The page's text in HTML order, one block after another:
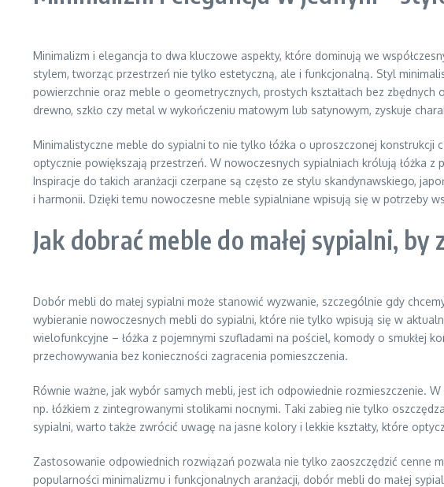
Minimalizm i elegancja to dwa kluczowe aspekty, które dominują we
stylem, tworząc przestrzeń nie tylko estetyczną, ale i funkcjonalną. Styl
powierzchnie oraz meble o geometrycznych, prostych kształtach bez
drewno, szkło czy metal w wykończeniu matowym lub satynowym, zyskuje
Minimalistyczne meble do sypialni to nie tylko łóżka o uproszczonej
optycznie powiększają przestrzeń. W nowoczesnych sypialniach królują łóżka
Inspiracje do takich aranżacji czerpane są często ze stylu skandynawskiego,
i harmonii. Dzięki temu nowoczesne meble sypialniane wpisują się w potrzeby
Jak dobrać meble do małej sypialni, by
Dobór mebli do małej sypialni może stanowić wyzwanie, szczególnie gdy
wybieranie nowoczesnych mebli do sypialni, które nie tylko wpisują się w
wielofunkcyjne – łóżka z pojemnymi szufladami na pościel, komody o smukłej
przechowywania bez konieczności zagracenia pomieszczenia.
Równie ważne, jak wybór samych mebli, jest ich odpowiednie rozmieszczenie.
np. łóżkiem z zintegrowanymi stolikami nocnymi. Taki zabieg nie tylko
sypialni, warto także zwrócić uwagę na jasne kolory i lekkie kształty, które
Zastosowanie odpowiednich rozwiązań pozwala nie tylko zaoszczędzić cenne
popularności minimalizmu i funkcjonalnych aranżacji, dobór mebli do małej